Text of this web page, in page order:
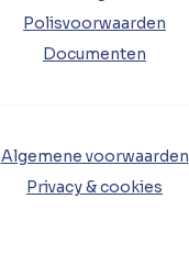
Polisvoorwaarden
Documenten
Algemene voorwaarden
Privacy & cookies